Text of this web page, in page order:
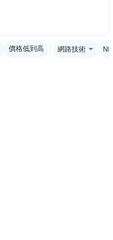
價格低到高 網路技術